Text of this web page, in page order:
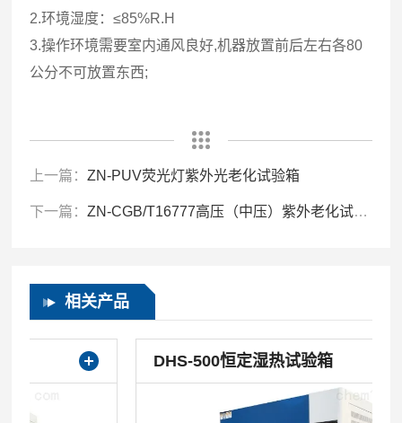
2.环境湿度：≤85%R.H
3.操作环境需要室内通风良好,机器放置前后左右各80
公分不可放置东西;
上一篇：ZN-PUV荧光灯紫外光老化试验箱
下一篇：ZN-CGB/T16777高压（中压）紫外老化试验箱
相关产品
DHS-500恒定湿热试验箱